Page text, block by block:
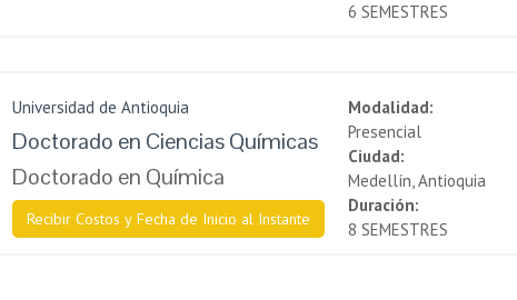
6 SEMESTRES
Universidad de Antioquia
Doctorado en Ciencias Químicas
Doctorado en Química
Recibir Costos y Fecha de Inicio al Instante
Modalidad:
Presencial
Ciudad:
Medellín, Antioquia
Duración:
8 SEMESTRES